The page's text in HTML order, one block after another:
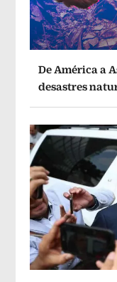
De América a
desastres